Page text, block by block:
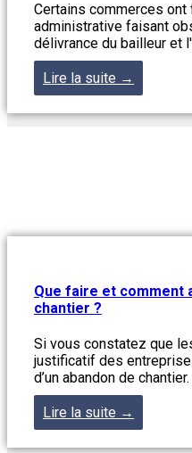
Certains commerces ont
administrative faisant
délivrance du bailleur et
Lire la suite →
Que faire et comment
chantier ?
Si vous constatez que
justificatif des
d’un abandon de chantier.
Lire la suite →